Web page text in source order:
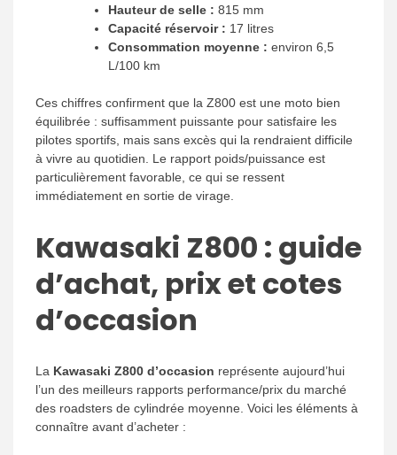
Hauteur de selle : 815 mm
Capacité réservoir : 17 litres
Consommation moyenne : environ 6,5
L/100 km
Ces chiffres confirment que la Z800 est une moto bien
équilibrée : suffisamment puissante pour satisfaire les
pilotes sportifs, mais sans excès qui la rendraient difficile
à vivre au quotidien. Le rapport poids/puissance est
particulièrement favorable, ce qui se ressent
immédiatement en sortie de virage.
Kawasaki Z800 : guide
d’achat, prix et cotes
d’occasion
La Kawasaki Z800 d’occasion représente aujourd’hui
l’un des meilleurs rapports performance/prix du marché
des roadsters de cylindrée moyenne. Voici les éléments à
connaître avant d’acheter :